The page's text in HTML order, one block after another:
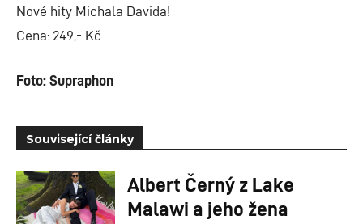
Nové hity Michala Davida!
Cena: 249,- Kč
Foto: Supraphon
Související články
Albert Černý z Lake
Malawi a jeho žena